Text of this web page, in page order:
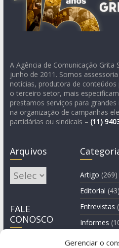
Gerenciar o
A Agência de Comunicação Grita
junho de 2011. Somos
notícias, produtora de
o terceiro setor, mais
prestamos serviços para
na organização de campanhas
partidárias ou sindicais – (11)
Arquivos
Arquivos
FALE
CONOSCO
Artigo (269)
Editorial (43)
Entrevistas
Informes